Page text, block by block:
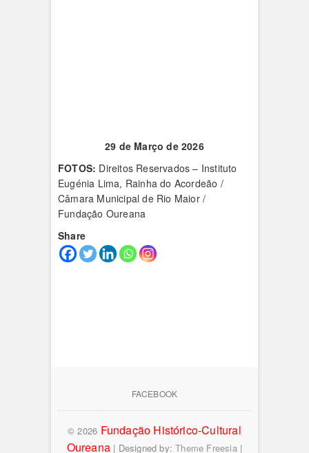
29 de Março de 2026
FOTOS: Direitos Reservados – Instituto
Eugénia Lima, Rainha do Acordeão /
Câmara Municipal de Rio Maior /
Fundação Oureana
Share
FACEBOOK
© 2026 Fundação Histórico-Cultural
Oureana | Designed by:Theme Freesia|